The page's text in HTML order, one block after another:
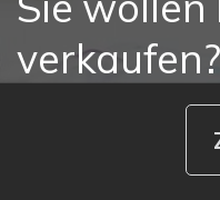
verkaufen?